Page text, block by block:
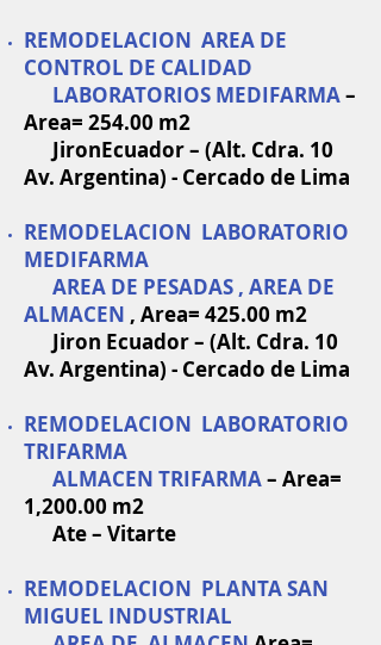
REMODELACION AREA DE
CONTROL DE CALIDAD
LABORATORIOS MEDIFARMA–
Area= 254.00 m2
JironEcuador – (Alt. Cdra. 10
Av. Argentina) - Cercado de Lima
REMODELACION LABORATORIO
MEDIFARMA
AREA DE PESADAS , AREA DE
ALMACEN , Area= 425.00 m2
Jiron Ecuador – (Alt. Cdra. 10
Av. Argentina) - Cercado de Lima
REMODELACION LABORATORIO
TRIFARMA
ALMACEN TRIFARMA– Area=
1,200.00 m2
Ate – Vitarte
REMODELACION PLANTA SAN
MIGUEL INDUSTRIAL